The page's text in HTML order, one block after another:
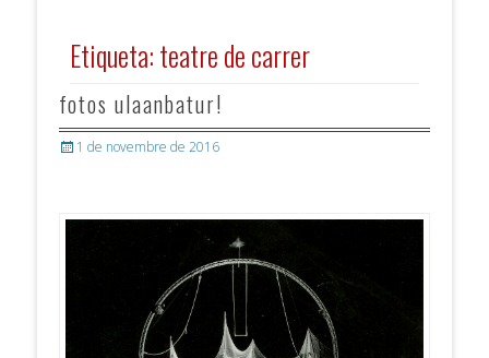
Etiqueta:teatre de carrer
fotos ulaanbatur!
Posted1 de novembre de 2016